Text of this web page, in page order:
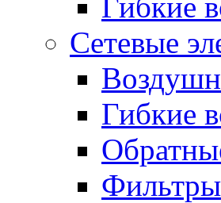
Сетевые
Гибкие
Фильтры